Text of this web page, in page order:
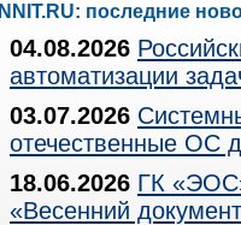
NNIT.RU: последние
04.08.2026
автоматизации
03.07.2026
отечественные ОС
18.06.2026 ГК
«Весенний